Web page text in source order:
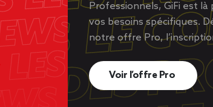
Professionnels, GiFi est là
vos besoins spécifiques.
notre offre Pro,
Voir l’offre Pro